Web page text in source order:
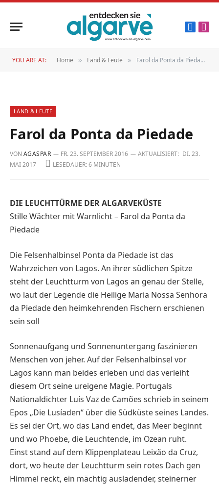
YOU ARE AT: Home » Land & Leute » Farol da Ponta da Piedade
LAND & LEUTE
Farol da Ponta da Piedade
VON AGASPAR FR. 23. SEPTEMBER 2016 AKTUALISIERT: DI. 23.
MAI 2017
LESEDAUER: 6 MINUTEN
DIE LEUCHTTÜRME DER ALGARVEKÜSTE
Stille Wächter mit Warnlicht – Farol da Ponta da
Piedade
Die Felsenhalbinsel Ponta da Piedade ist das
Wahrzeichen von Lagos. An ihrer südlichen Spitze
steht der Leuchtturm von Lagos an genau der Stelle,
wo laut der Legende die Heilige Maria Nossa Senhora
da Piedade den heimkehrenden Fischern erschienen
sein soll
Sonnenaufgang und Sonnenuntergang faszinieren
Menschen von jeher. Auf der Felsenhalbinsel vor
Lagos kann man beides erleben und das verleiht
diesem Ort seine ureigene Magie. Portugals
Nationaldichter Luís Vaz de Camões schrieb in seinem
Epos „Die Lusíaden“ über die Südküste seines Landes.
Es sei der Ort, wo das Land endet, das Meer beginnt
und wo Phoebe, die Leuchtende, im Ozean ruht.
Einst stand auf dem Klippenplateau Leixão da Cruz,
dort, wo heute der Leuchtturm sein rotes Dach gen
Himmel reckt, ein mächtig ausladender, steinerner